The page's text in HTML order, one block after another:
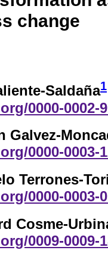
change
Saldaña1
0000-0002-
Galvez-
0000-0003-
Terrones-
0000-0003-
Cosme-
0009-0009-